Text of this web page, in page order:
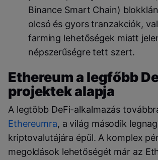
Binance Smart Chain)
olcsó és gyors tranzakciók,
farming lehetőségek miatt
népszerűségre tett szert.
Ethereum a legfőbb
projektek alapja
A legtöbb DeFi-alkalmazás
Ethereumra, a világ második
kriptovalutájára épül. A komplex
megoldások lehetőségét már az